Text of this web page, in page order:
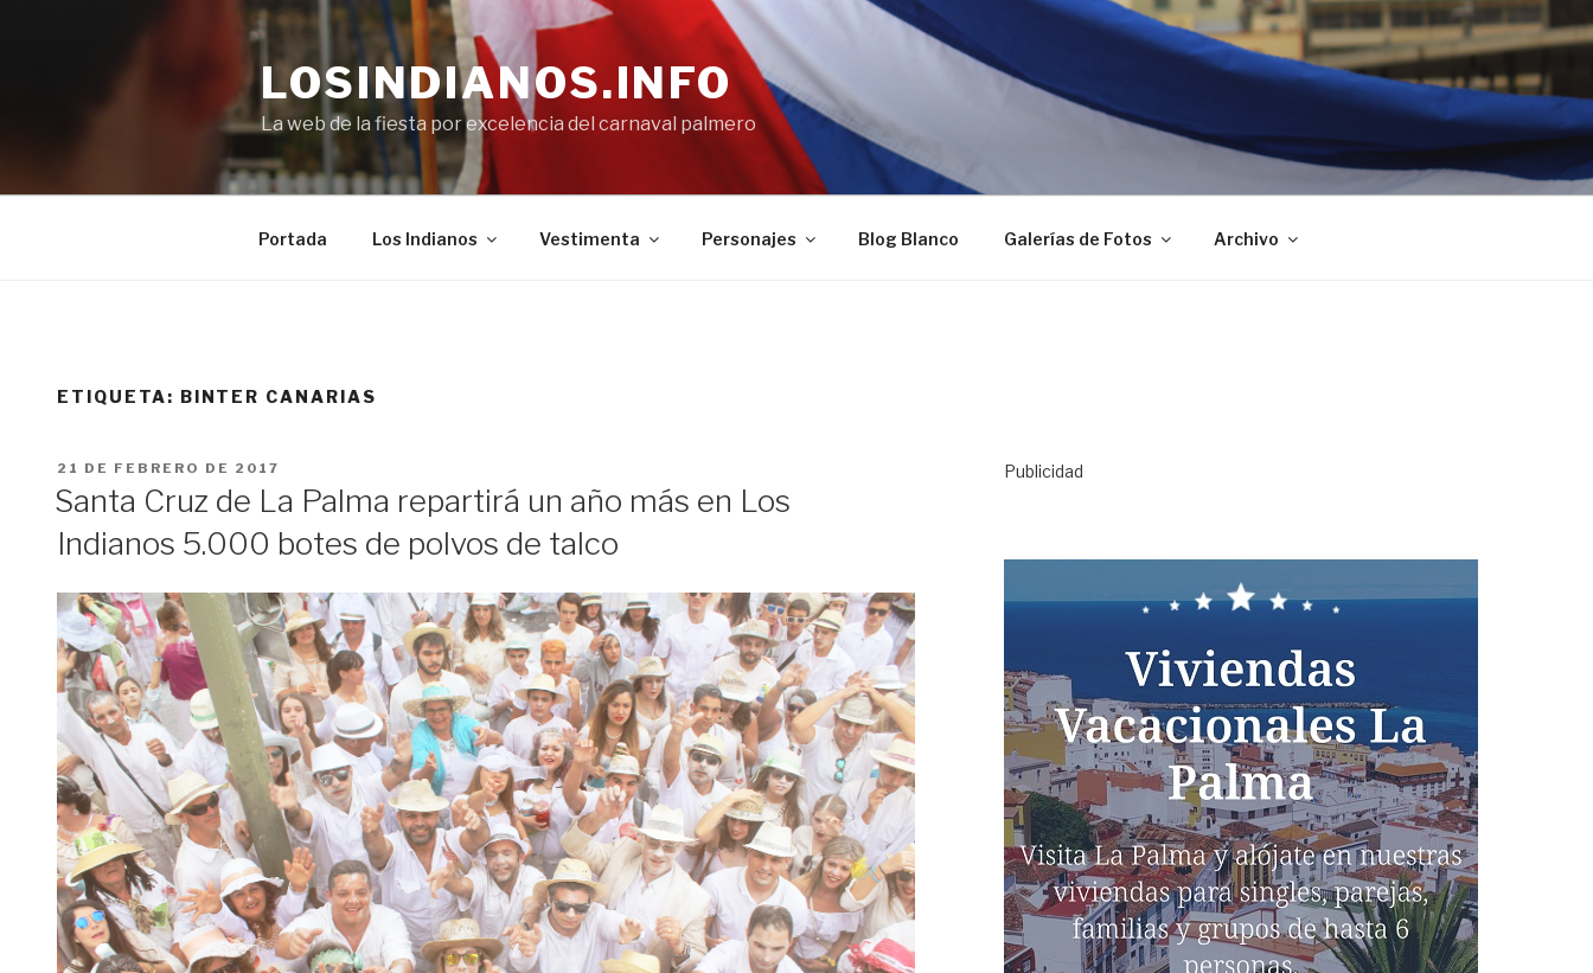
LOSINDIANOS.INFO
La web de la fiesta por excelencia del carnaval palmero
Portada Los Indianos Vestimenta Personajes Blog Blanco Galerías de Fotos Archivo
ETIQUETA: BINTER CANARIAS
PUBLICADO
21 DE FEBRERO DE 2017
Santa Cruz de La Palma repartirá un año más en Los
Indianos 5.000 botes de polvos de talco
Publicidad